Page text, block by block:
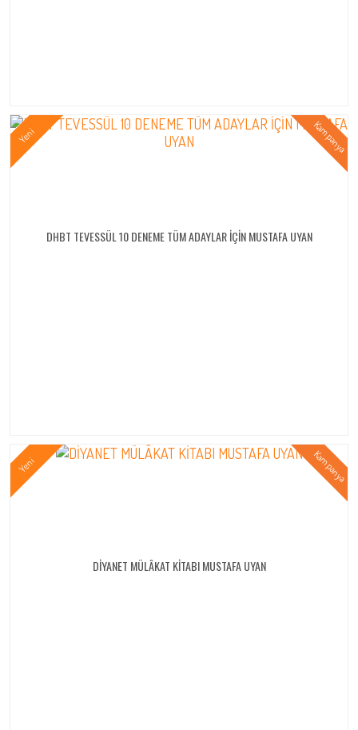
DHBT TEVESSÜL 10 DENEME TÜM ADAYLAR İÇİN MUSTAFA UYAN
DİYANET MÜLÂKAT KİTABI MUSTAFA UYAN